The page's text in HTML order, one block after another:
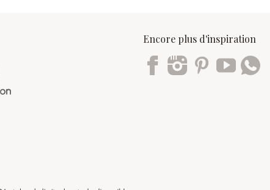
Encore plus d'inspiration